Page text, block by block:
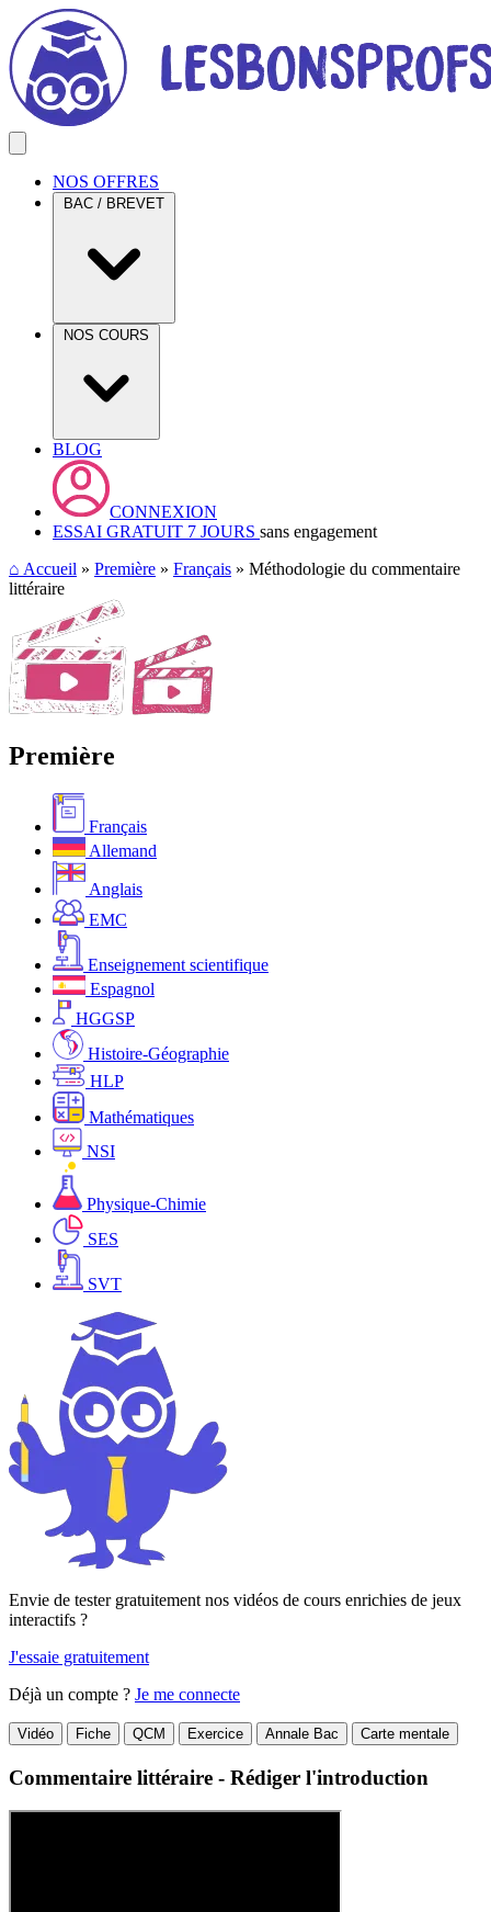
NOS OFFRES
BAC / BREVET
NOS COURS
BLOG
CONNEXION
ESSAI GRATUIT 7 JOURS sans engagement
⌂ Accueil » Première » Français » Méthodologie du commentaire
littéraire
Première
Français
Allemand
Anglais
EMC
Enseignement scientifique
Espagnol
HGGSP
Histoire-Géographie
HLP
Mathématiques
NSI
Physique-Chimie
SES
SVT
Envie de tester gratuitement nos vidéos de cours enrichies de jeux
interactifs ?
J'essaie gratuitement
Déjà un compte ? Je me connecte
Vidéo Fiche QCM Exercice Annale Bac Carte mentale
Commentaire littéraire - Rédiger l'introduction